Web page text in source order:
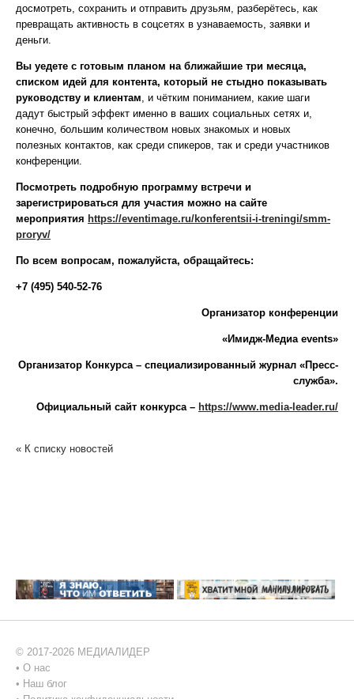
досмотреть, сохранить и отправить друзьям, разберётесь, как
превращать активность в соцсетях в узнаваемость, заявки и
деньги.
Вы уедете с готовым планом на ближайшие три месяца,
списком идей для контента, который не стыдно показывать
руководству и клиентам , и чётким пониманием, какие шаги
дадут быстрый эффект именно в ваших социальных сетях и,
конечно, большим количеством новых знакомых и новых
полезных контактов, как среди спикеров, так и среди участников
конференции.
Посмотреть подробную программу встречи и
зарегистрироваться для участия можно на сайте
мероприятия https://eventimage.ru/konferentsii-i-treningi/smm-
proryv/
По всем вопросам, пожалуйста, обращайтесь:
+7 (495) 540-52-76
Организатор конференции
«Имидж-Медиа events»
Организатор Конкурса – специализированный журнал «Пресс-
служба».
Официальный сайт конкурса – https://www.media-leader.ru/
« К списку новостей
© 2017-2026 МЕДИАЛИДЕР
• О нас
• Наш блог